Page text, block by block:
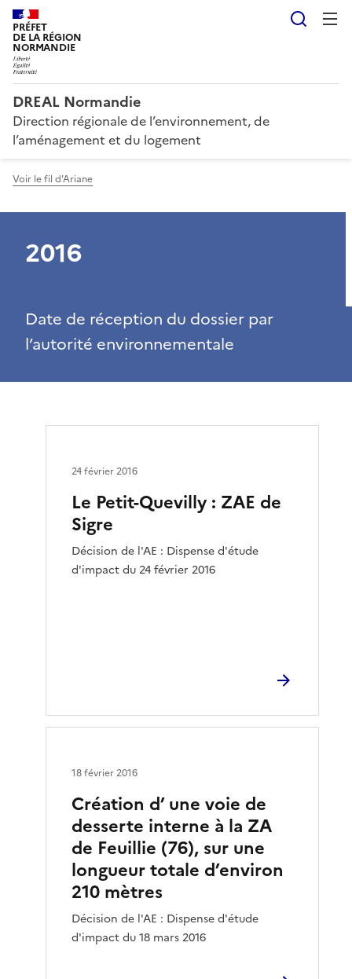
PRÉFET
DE LA RÉGION
NORMANDIE
DREAL Normandie
Direction régionale de l’environnement, de
l’aménagement et du logement
Voir le fil d'Ariane
2016
Date de réception du dossier par
l’autorité environnementale
Le Petit-Quevilly : ZAE de
Sigre
Décision de l'AE : Dispense d'étude
d'impact du 24 février 2016
24 février 2016
Création d’ une voie de
desserte interne à la ZA
de Feuillie (76), sur une
longueur totale d’environ
210 mètres
Décision de l'AE : Dispense d'étude
d'impact du 18 mars 2016
18 février 2016